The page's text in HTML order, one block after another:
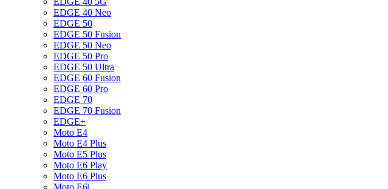
EDGE 40 Neo
EDGE 50
EDGE 50 Fusion
EDGE 50 Neo
EDGE 50 Pro
EDGE 50 Ultra
EDGE 60 Fusion
EDGE 60 Pro
EDGE 70
EDGE 70 Fusion
EDGE+
Moto E4
Moto E4 Plus
Moto E5 Plus
Moto E6 Play
Moto E6 Plus
Moto E6i